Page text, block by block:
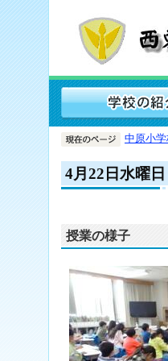
中原小学
4月22日水曜
授業の様子